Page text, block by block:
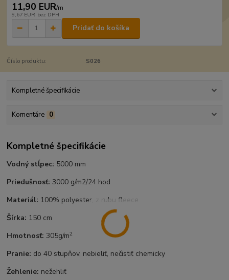
11,90 EUR/m
9,67 EUR bez DPH
Pridať do košíka
Číslo produktu: S026
Kompletné špecifikácie
Komentáre 0
Kompletné špecifikácie
Vodný stĺpec: 5000 mm
Priedušnosť: 3000 g/m2/24 hod
Materiál: 100% polyester, z rubu fleece
Šírka: 150 cm
Hmotnosť: 305g/m2
Pranie: do 40 stupňov, nebieliť, nečistiť chemicky
Žehlenie: nežehliť